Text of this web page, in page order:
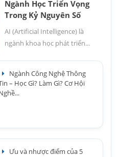
Ngành Học Triển Vọng
Trong Kỷ Nguyên Số
AI (Artificial Intelligence) là
ngành khoa học phát triển...
Ngành Công Nghệ Thông
– Học Gì? Làm Gì? Cơ Hội
Ưu và nhược điểm của 5